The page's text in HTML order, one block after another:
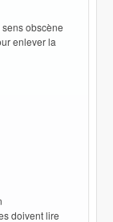
obscène
enlever la
doivent lire